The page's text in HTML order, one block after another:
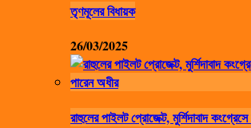
তৃণমূলের বিধায়ক
26/03/2025
রাহুলের পাইলট প্রোজেক্ট, মুর্শিদাবাদ